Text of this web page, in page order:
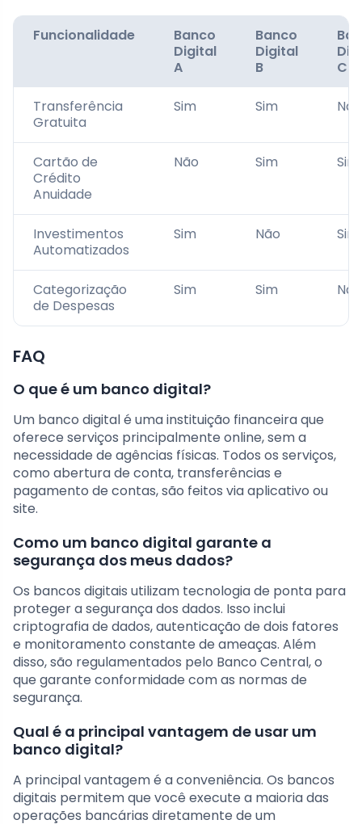
Funcionalidade
Banco
Digital
A
Banco
Digital
B
C
Transferência
Gratuita
Sim Sim Não
Cartão de
Crédito
Anuidade
Não Sim Sim
Investimentos
Automatizados
Sim Não Sim
Categorização
de Despesas
Sim Sim Não
FAQ
O que é um banco digital?
Um banco digital é uma instituição financeira que
oferece serviços principalmente online, sem a
necessidade de agências físicas. Todos os serviços,
como abertura de conta, transferências e
pagamento de contas, são feitos via aplicativo ou
site.
Como um banco digital garante a
segurança dos meus dados?
Os bancos digitais utilizam tecnologia de ponta para
proteger a segurança dos dados. Isso inclui
criptografia de dados, autenticação de dois fatores
e monitoramento constante de ameaças. Além
disso, são regulamentados pelo Banco Central, o
que garante conformidade com as normas de
segurança.
Qual é a principal vantagem de usar um
banco digital?
A principal vantagem é a conveniência. Os bancos
digitais permitem que você execute a maioria das
operações bancárias diretamente de um